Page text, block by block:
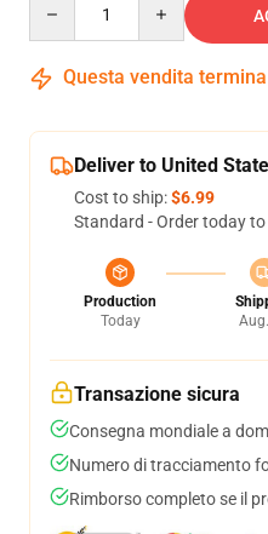
Questa vendita
Deliver to United
Cost to ship:$6.99
Standard - Order today
Production
Today
Transazione sicura
Consegna mondiale a
Numero di tracciamento
Rimborso completo se il